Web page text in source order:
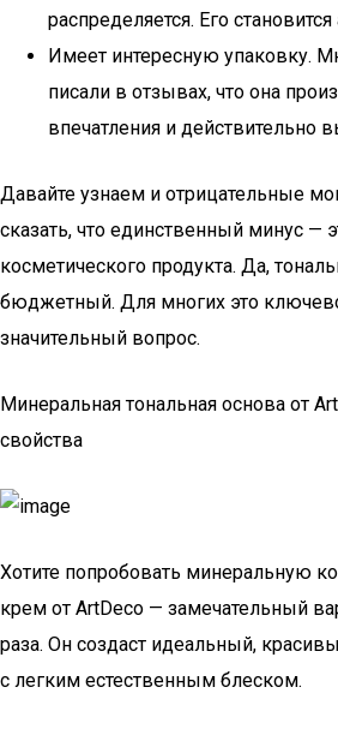
распределяется. Его
Имеет интересную упаковку.
писали в отзывах, что она
впечатления и действительно
Давайте узнаем и отрицательные
сказать, что единственный минус —
косметического продукта. Да,
бюджетный. Для многих это
значительный вопрос.
Минеральная тональная основа от
свойства
Хотите попробовать минеральную
крем от ArtDeco — замечательный
раза. Он создаст идеальный,
с легким естественным блеском.